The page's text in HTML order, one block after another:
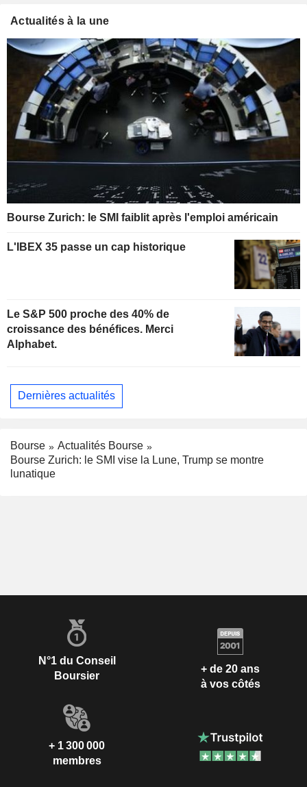
Actualités à la une
Bourse Zurich: le SMI faiblit après l'emploi américain
L'IBEX 35 passe un cap historique
Le S&P 500 proche des 40% de
croissance des bénéfices. Merci
Alphabet.
Dernières actualités
Bourse
Actualités Bourse
Bourse Zurich: le SMI vise la Lune, Trump se montre
lunatique
N°1 du Conseil
Boursier
+ de 20 ans
à vos côtés
+ 1 300 000
membres